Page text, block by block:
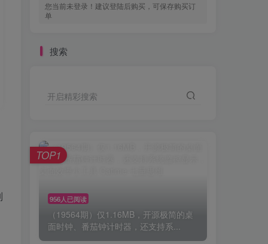
您当前未登录！建议登陆后购买，可保存购买订
单
搜索
开启精彩搜索
956人已阅读
（19564期）仅1.16MB，开源极简的桌
面时钟、番茄钟计时器，还支持系...
TOP1